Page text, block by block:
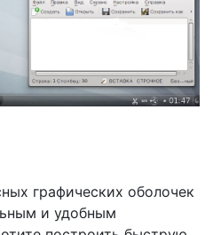
графических оболочек
и удобным